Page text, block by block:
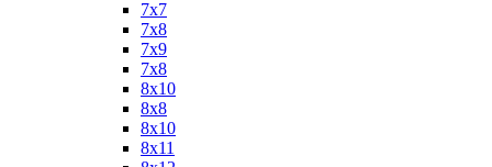
7x7
7x8
7x9
7х8
8x10
8x8
8х10
8х11